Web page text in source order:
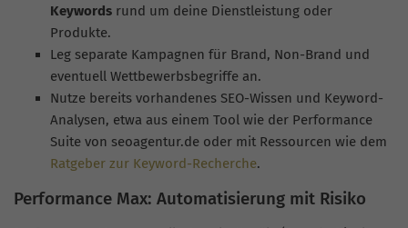
Keywords rund um deine Dienstleistung oder
Produkte.
Leg separate Kampagnen für Brand, Non-Brand und
eventuell Wettbewerbsbegriffe an.
Nutze bereits vorhandenes SEO-Wissen und Keyword-
Analysen, etwa aus einem Tool wie der Performance
Suite von seoagentur.de oder mit Ressourcen wie dem
Ratgeber zur Keyword-Recherche.
Performance Max: Automatisierung mit Risiko